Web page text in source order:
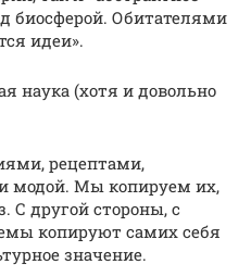
биосферой. Обитателями
идеи».
наука (хотя и довольно
рецептами,
модой. Мы копируем их,
С другой стороны, с
копируют самих себя
значение.